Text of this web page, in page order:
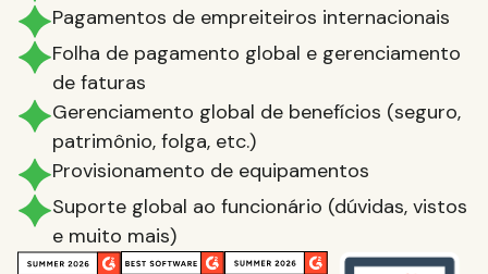
Pagamentos de empreiteiros internacionais
Folha de pagamento global e gerenciamento
de faturas
Gerenciamento global de benefícios (seguro,
patrimônio, folga, etc.)
Provisionamento de equipamentos
Suporte global ao funcionário (dúvidas, vistos
e muito mais)